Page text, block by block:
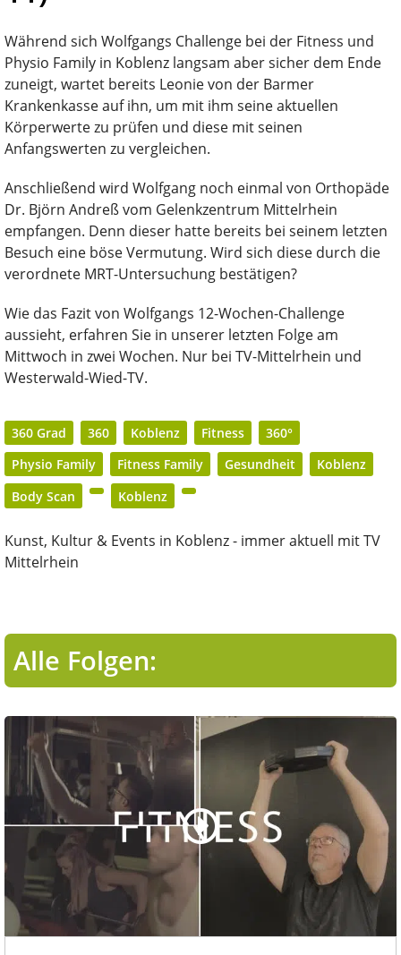
Während sich Wolfgangs Challenge bei der Fitness und
Physio Family in Koblenz langsam aber sicher dem Ende
zuneigt, wartet bereits Leonie von der Barmer
Krankenkasse auf ihn, um mit ihm seine aktuellen
Körperwerte zu prüfen und diese mit seinen
Anfangswerten zu vergleichen.
Anschließend wird Wolfgang noch einmal von Orthopäde
Dr. Björn Andreß vom Gelenkzentrum Mittelrhein
empfangen. Denn dieser hatte bereits bei seinem letzten
Besuch eine böse Vermutung. Wird sich diese durch die
verordnete MRT-Untersuchung bestätigen?
Wie das Fazit von Wolfgangs 12-Wochen-Challenge
aussieht, erfahren Sie in unserer letzten Folge am
Mittwoch in zwei Wochen. Nur bei TV-Mittelrhein und
Westerwald-Wied-TV.
360 Grad 360 Koblenz Fitness
360°
Physio Family
Fitness Family Gesundheit
Koblenz
Body Scan
Koblenz
Kunst, Kultur & Events in Koblenz - immer aktuell mit TV
Mittelrhein
Alle Folgen: